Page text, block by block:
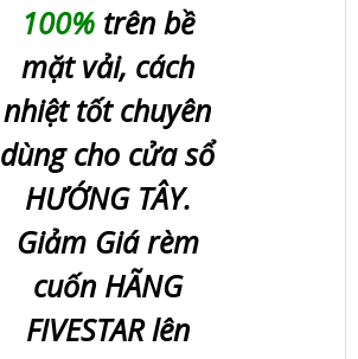
100%trên bề
mặt vải, cách
nhiệt tốt chuyên
dùng cho cửa sổ
HƯỚNG TÂY.
Giảm Giá rèm
cuốn HÃNG
FIVESTAR lên